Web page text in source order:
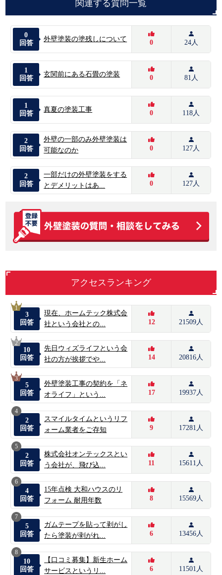
関連する質問一覧
0
回答
外壁塗装の塗残しについて 0 24人
1
回答
玄関前にある石畳の塗装 0 81人
1
回答
真夏の塗装工事 0 118人
2
回答
外壁の一部のみ外壁塗装は
可能なのか
0 127人
2
回答
一部だけの外壁塗装をする
とデメリットはあ...
0 127人
アクセスランキング
1
3
回答
現在、ホームテック株式会
社という会社との...
12 21509人
2
10
回答
先日ウィズライフという会
社の方が挨拶でや...
14 20816人
3
5
回答
外壁塗装工事の契約を「ネ
オライフ」という...
17 19937人
4
2
回答
スマイルタイムというリフ
ォーム業者をご存知
9 17281人
5
2
回答
株式会社オンテックスとい
う会社が、飛び込...
11 15611人
6
4
回答
15年点検 大和ハウスのリ
フォーム 耐用年数
8 15569人
7
5
回答
ガムテープを貼って剥がし
たら塗装が剥がれ...
6 13456人
8
10
回答
【口コミ募集】新生ホーム
サービスというリ...
6 11501人